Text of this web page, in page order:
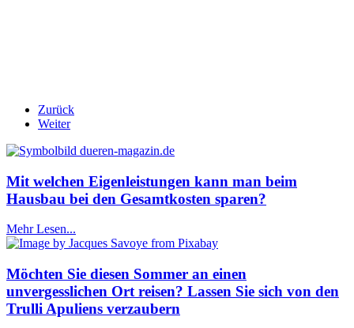
Zurück
Weiter
Mit welchen Eigenleistungen kann man beim
Hausbau bei den Gesamtkosten sparen?
Mehr Lesen...
Möchten Sie diesen Sommer an einen
unvergesslichen Ort reisen? Lassen Sie sich von den
Trulli Apuliens verzaubern